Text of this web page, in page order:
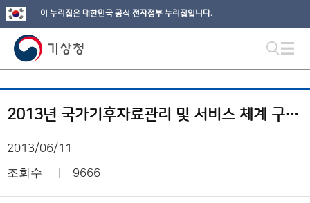
이 누리집은 대한민국 공식 전자정부 누리집입니다.
2013년 국가기후자료관리 및 서비스 체계 구축 사업 계획(안)
2013/06/11
조회수 9666